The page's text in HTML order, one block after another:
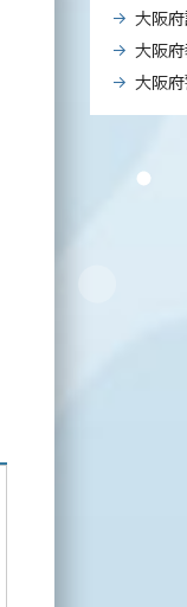
大阪
大阪府
大阪府